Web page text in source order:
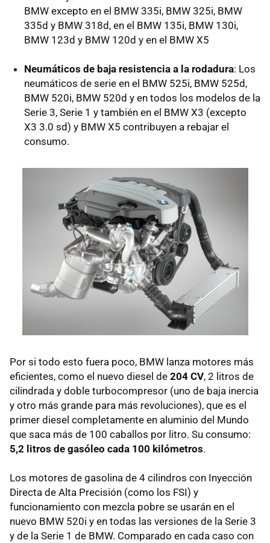
BMW excepto en el BMW 335i, BMW 325i, BMW
335d y BMW 318d, en el BMW 135i, BMW 130i,
BMW 123d y BMW 120d y en el BMW X5
Neumáticos de baja resistencia a la rodadura: Los
neumáticos de serie en el BMW 525i, BMW 525d,
BMW 520i, BMW 520d y en todos los modelos de la
Serie 3, Serie 1 y también en el BMW X3 (excepto
X3 3.0 sd) y BMW X5 contribuyen a rebajar el
consumo.
Por si todo esto fuera poco, BMW lanza motores más
eficientes, como el nuevo diesel de 204 CV, 2 litros de
cilindrada y doble turbocompresor (uno de baja inercia
y otro más grande para más revoluciones), que es el
primer diesel completamente en aluminio del Mundo
que saca más de 100 caballos por litro. Su consumo:
5,2 litros de gasóleo cada 100 kilómetros.
Los motores de gasolina de 4 cilindros con Inyección
Directa de Alta Precisión (como los FSI) y
funcionamiento con mezcla pobre se usarán en el
nuevo BMW 520i y en todas las versiones de la Serie 3
y de la Serie 1 de BMW. Comparado en cada caso con